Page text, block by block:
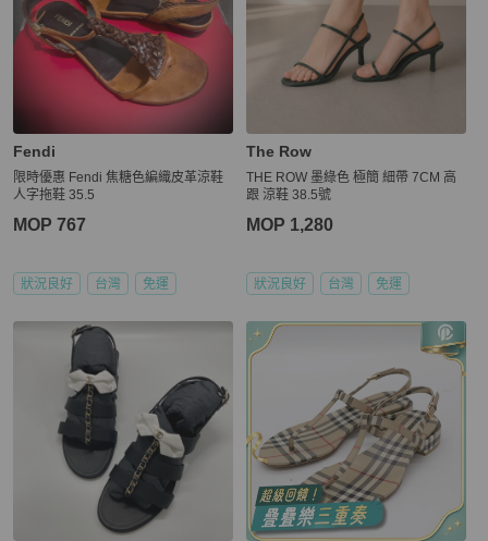
Fendi
限時優惠 Fendi 焦糖色編織皮革涼鞋
人字拖鞋 35.5
MOP 767
狀況良好 台灣 免運
The Row
THE ROW 墨綠色 極簡 細帶 7CM 高
跟 涼鞋 38.5號
MOP 1,280
狀況良好 台灣 免運